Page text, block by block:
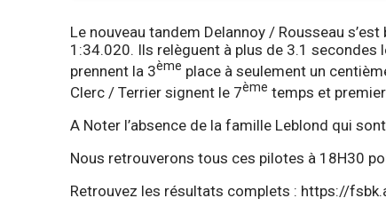
Le nouveau tandem Delannoy / Rousseau
1:34.020. Ils relèguent à plus de 3.1 secondes
prennent la 3ème place à seulement un
Clerc / Terrier signent le 7ème temps et premier
A Noter l’absence de la famille Leblond qui
Nous retrouverons tous ces pilotes à 18H30
Retrouvez les résultats complets : https://